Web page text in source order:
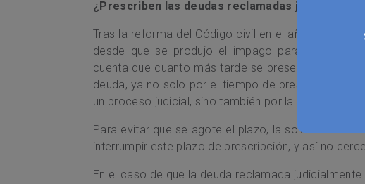
¿Prescriben las deudas reclamadas
Tras la reforma del Código civil en el año 2015,
desde que se produjo el impago para poder
cuenta que cuanto más tarde se presente la
deuda, ya no solo por el tiempo de prescripción,
un proceso judicial, sino también por la dificultad de
Para evitar que se agote el plazo, la solución más
interrumpir este plazo de prescripción, y así no
En el caso de que la deuda reclamada